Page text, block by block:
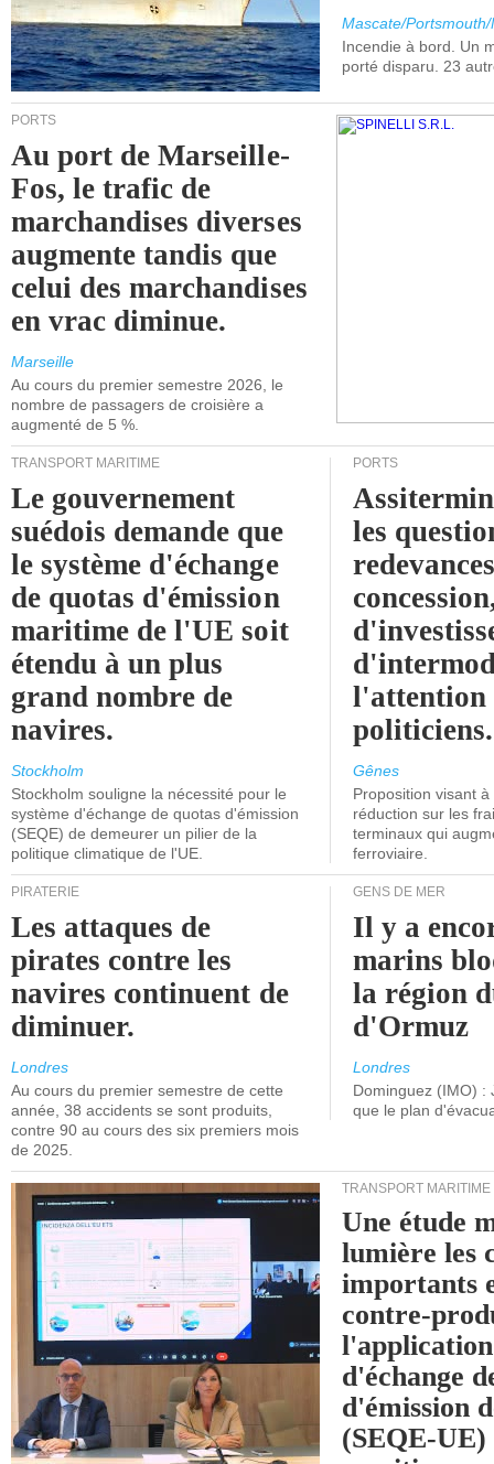
Mascate/
Incendie à bord. Un
porté disparu. 23
PORTS
Au port de Marseille-
Fos, le trafic de
marchandises diverses
augmente tandis que
celui des marchandises
en vrac diminue.
Marseille
Au cours du premier semestre 2026, le
nombre de passagers de croisière a
augmenté de 5 %.
TRANSPORT MARITIME
Le gouvernement
suédois demande que
le système d'échange
de quotas d'émission
maritime de l'UE soit
étendu à un plus
grand nombre de
navires.
Stockholm
Stockholm souligne la nécessité pour le
système d'échange de quotas d'émission
(SEQE) de demeurer un pilier de la
politique climatique de l'UE.
PORTS
les
l'attention
politiciens.
Gênes
Proposition visant
réduction sur les
terminaux qui
ferroviaire.
PIRATERIE
Les attaques de
pirates contre les
navires continuent de
diminuer.
Londres
Au cours du premier semestre de cette
année, 38 accidents se sont produits,
contre 90 au cours des six premiers mois
de 2025.
GENS DE MER
Il y a
marins
la région
d'Ormuz
Londres
Dominguez (IMO) :
que le plan
TRANSPORT MARITIME
Une étude
lumière les
importants
contre-
d'échange
d'émission
(SEQE-UE)